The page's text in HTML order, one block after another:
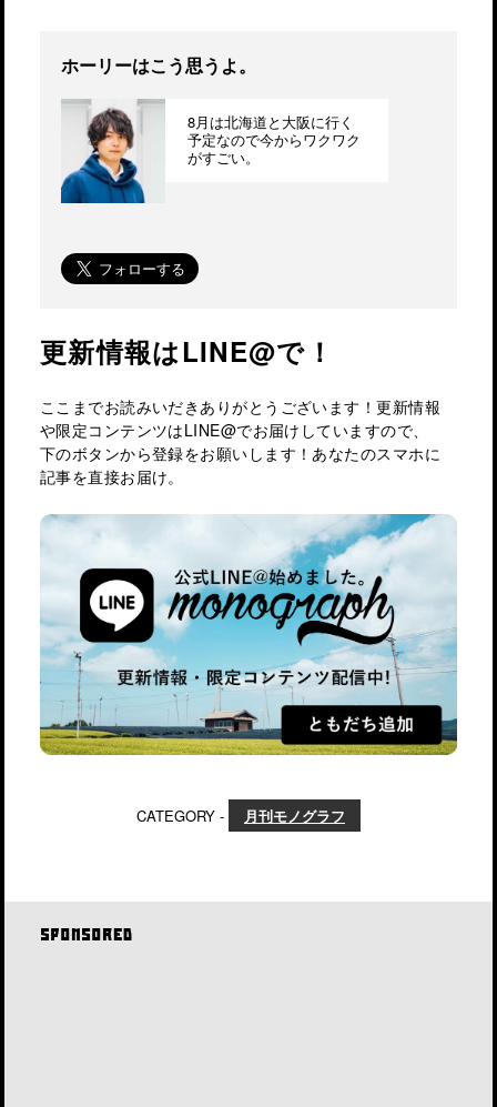
ホーリーはこう思うよ。
8月は北海道と大阪に行く
予定なので今からワクワク
がすごい。
更新情報はLINE@で！
ここまでお読みいだきありがとうございます！更新情報
や限定コンテンツはLINE@でお届けしていますので、
下のボタンから登録をお願いします！あなたのスマホに
記事を直接お届け。
CATEGORY - 月刊モノグラフ
SPONSORED